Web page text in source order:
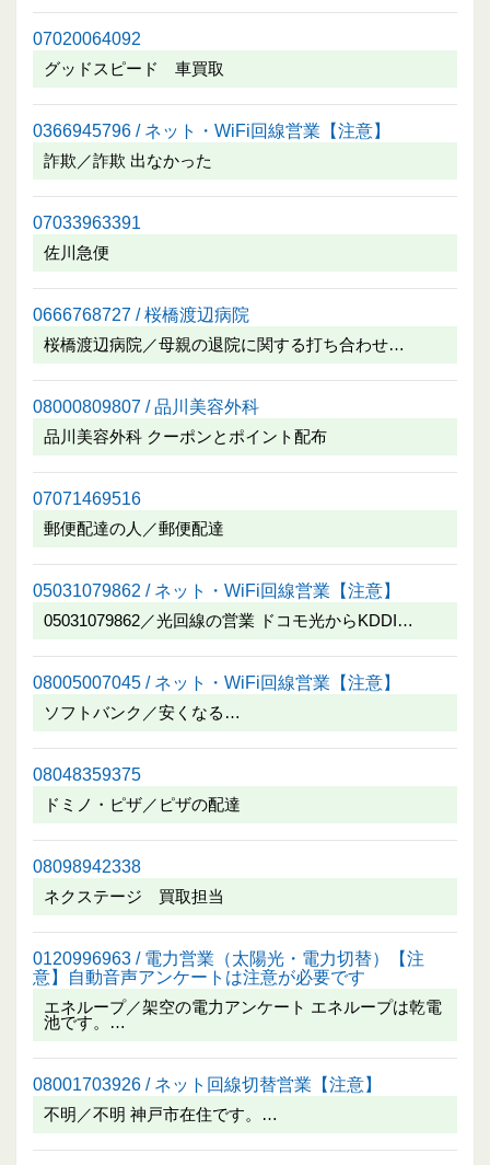
07020064092
グッドスピード 車買取
0366945796 / ネット・WiFi回線営業【注意】
詐欺／詐欺 出なかった
07033963391
佐川急便
0666768727 / 桜橋渡辺病院
桜橋渡辺病院／母親の退院に関する打ち合わせ…
08000809807 / 品川美容外科
品川美容外科 クーポンとポイント配布
07071469516
郵便配達の人／郵便配達
05031079862 / ネット・WiFi回線営業【注意】
05031079862／光回線の営業 ドコモ光からKDDI…
08005007045 / ネット・WiFi回線営業【注意】
ソフトバンク／安くなる…
08048359375
ドミノ・ピザ／ピザの配達
08098942338
ネクステージ 買取担当
0120996963 / 電力営業（太陽光・電力切替）【注
意】自動音声アンケートは注意が必要です
エネループ／架空の電力アンケート エネループは乾電
池です。…
08001703926 / ネット回線切替営業【注意】
不明／不明 神戸市在住です。…